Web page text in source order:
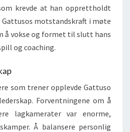
krevde at han opprettholdt
motstandskraft i møte
å vokse og formet til slutt hans
og coaching.
som trener opplevde Gattuso
Forventningene om å
lagkamerater var enorme,
Å balansere personlig